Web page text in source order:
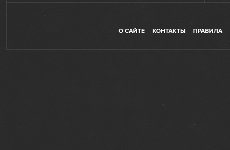
О САЙТЕ КОНТАКТЫ ПРАВИЛА